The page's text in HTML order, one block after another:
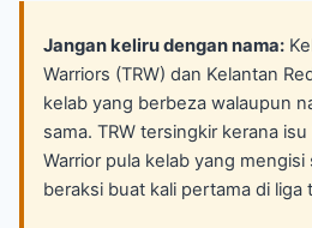
Jangan keliru dengan nama:
Warriors (TRW) dan Kelantan
kelab yang berbeza walaupun
sama. TRW tersingkir kerana
Warrior pula kelab yang
beraksi buat kali pertama di liga